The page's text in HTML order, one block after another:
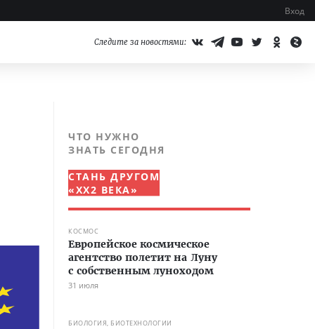
Вход
Следите за новостями:
ЧТО НУЖНО
ЗНАТЬ СЕГОДНЯ
СТАНЬ ДРУГОМ
«XX2 ВЕКА»
КОСМОС
Европейское космическое
агентство полетит на Луну
с собственным луноходом
31 июля
БИОЛОГИЯ, БИОТЕХНОЛОГИИ